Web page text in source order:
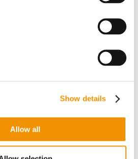
Show details
Allow all
på design, facilitering og at
fortæller Helene Bach om
Samvirkes erfaringer. Men
at al god monitorering
tid til deltagelse i
er derfor vigtigt at
og sikre, at alle
for processens